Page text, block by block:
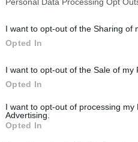
I want to opt-out of the Sharing of
Opted In
I want to opt-out of the Sale of my
Opted In
I want to opt-out of processing my
Advertising.
Opted In